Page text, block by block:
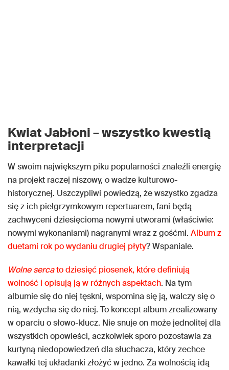
Kwiat Jabłoni – wszystko kwestią
interpretacji
W swoim największym piku popularności znaleźli energię
na projekt raczej niszowy, o wadze kulturowo-
historycznej. Uszczypliwi powiedzą, że wszystko zgadza
się z ich pielgrzymkowym repertuarem, fani będą
zachwyceni dziesięcioma nowymi utworami (właściwie:
nowymi wykonaniami) nagranymi wraz z gośćmi. Album z
duetami rok po wydaniu drugiej płyty? Wspaniale.
Wolne sercato dziesięć piosenek, które definiują
wolność i opisują ją w różnych aspektach. Na tym
albumie się do niej tęskni, wspomina się ją, walczy się o
nią, wzdycha się do niej. To koncept album zrealizowany
w oparciu o słowo-klucz. Nie snuje on może jednolitej dla
wszystkich opowieści, aczkolwiek sporo pozostawia za
kurtyną niedopowiedzeń dla słuchacza, który zechce
kawałki tej układanki złożyć w jedno. Za wolnością idą